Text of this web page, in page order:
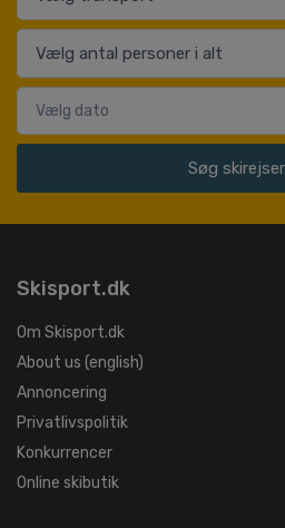
Søg skirejser
Skisport.dk
Om Skisport.dk
About us (english)
Annoncering
Privatlivspolitik
Konkurrencer
Online skibutik